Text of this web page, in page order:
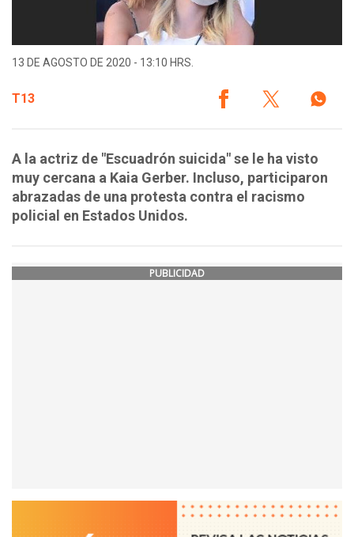
13 DE AGOSTO DE 2020 - 13:10 HRS.
T13
A la actriz de "Escuadrón suicida" se le ha visto
muy cercana a Kaia Gerber. Incluso, participaron
abrazadas de una protesta contra el racismo
policial en Estados Unidos.
PUBLICIDAD